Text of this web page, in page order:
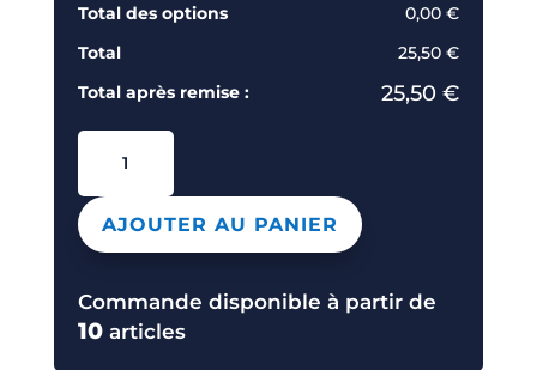
Total des options
0,00 €
Total
25,50 €
Total après remise :
25,50 €
quantité
BF535
BEECHFIELD
AJOUTER AU PANIER
Commande disponible à partir de
10articles